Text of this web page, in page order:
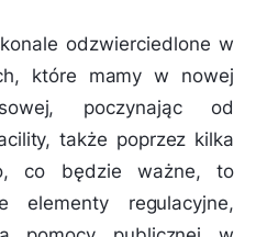
odzwierciedlone w
które mamy w nowej
poczynając od
także poprzez kilka
co będzie ważne, to
elementy regulacyjne,